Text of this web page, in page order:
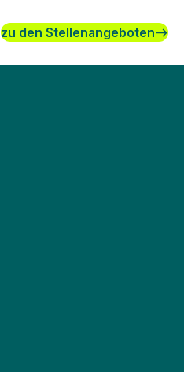
zu den Stellenangeboten